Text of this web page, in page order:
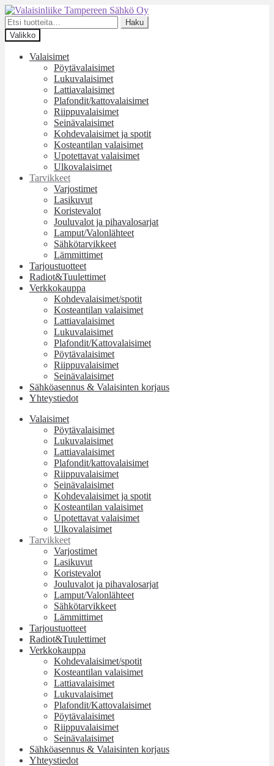
Siirry
navigointiin
Siirry
sisältöön
Etsi:
Haku
Valikko
Valaisimet
Pöytävalaisimet
Lukuvalaisimet
Lattiavalaisimet
Plafondit/kattovalaisimet
Riippuvalaisimet
Seinävalaisimet
Kohdevalaisimet ja spotit
Kosteantilan valaisimet
Upotettavat valaisimet
Ulkovalaisimet
Tarvikkeet
Varjostimet
Lasikuvut
Koristevalot
Jouluvalot ja pihavalosarjat
Lamput/Valonlähteet
Sähkötarvikkeet
Lämmittimet
Tarjoustuotteet
Radiot&Tuulettimet
Verkkokauppa
Kohdevalaisimet/spotit
Kosteantilan valaisimet
Lattiavalaisimet
Lukuvalaisimet
Plafondit/Kattovalaisimet
Pöytävalaisimet
Riippuvalaisimet
Seinävalaisimet
Sähköasennus & Valaisinten korjaus
Yhteystiedot
Valaisimet
Pöytävalaisimet
Lukuvalaisimet
Lattiavalaisimet
Plafondit/kattovalaisimet
Riippuvalaisimet
Seinävalaisimet
Kohdevalaisimet ja spotit
Kosteantilan valaisimet
Upotettavat valaisimet
Ulkovalaisimet
Tarvikkeet
Varjostimet
Lasikuvut
Koristevalot
Jouluvalot ja pihavalosarjat
Lamput/Valonlähteet
Sähkötarvikkeet
Lämmittimet
Tarjoustuotteet
Radiot&Tuulettimet
Verkkokauppa
Kohdevalaisimet/spotit
Kosteantilan valaisimet
Lattiavalaisimet
Lukuvalaisimet
Plafondit/Kattovalaisimet
Pöytävalaisimet
Riippuvalaisimet
Seinävalaisimet
Sähköasennus & Valaisinten korjaus
Yhteystiedot